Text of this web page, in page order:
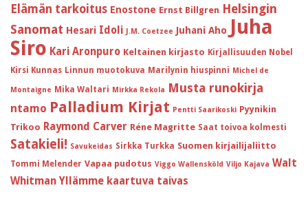
Elämän tarkoitus Enostone Ernst Billgren Helsingin
Sanomat Hesari Idoli J.M. Coetzee Juhani Aho Juha
Siro Kari Aronpuro Keltainen kirjasto Kirjallisuuden Nobel
Kirsi Kunnas Linnun muotokuva Marilynin hiuspinni Michel de
Montaigne Mika Waltari Mirkka Rekola Musta runokirja
ntamo Palladium Kirjat Pentti Saarikoski Pyynikin
Trikoo Raymond Carver Réne Magritte Saat toivoa kolmesti
Satakieli! Savukeidas Sirkka Turkka Suomen kirjailijaliitto
Tommi Melender Vapaa pudotus Viggo Wallensköld Viljo Kajava Walt
Whitman Yllämme kaartuva taivas